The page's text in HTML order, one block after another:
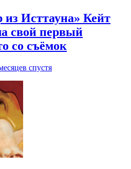
из Исттауна» Кейт
свой первый
со съёмок
спустя